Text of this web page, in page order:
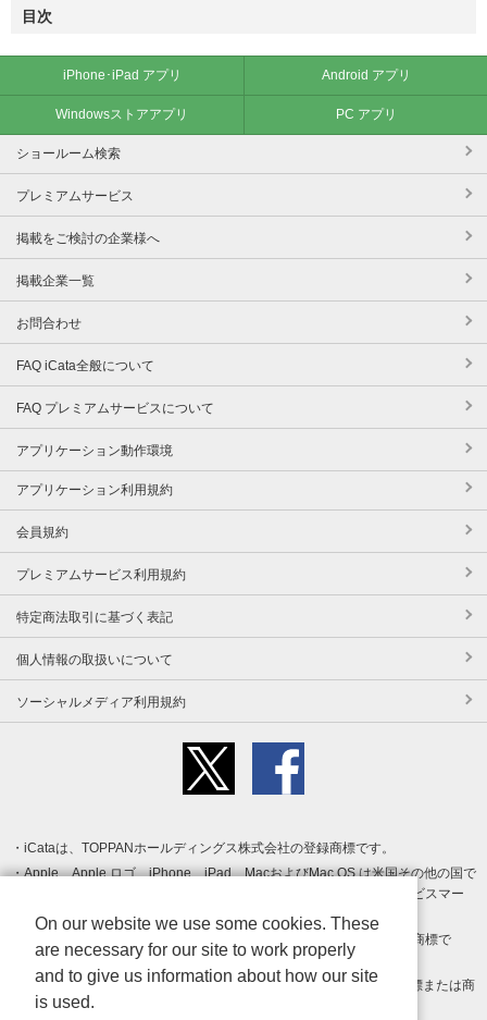
目次
iPhone･iPad アプリ Android アプリ
Windowsストアアプリ PC アプリ
ショールーム検索
プレミアムサービス
掲載をご検討の企業様へ
掲載企業一覧
お問合わせ
FAQ iCata全般について
FAQ プレミアムサービスについて
アプリケーション動作環境
アプリケーション利用規約
会員規約
プレミアムサービス利用規約
特定商法取引に基づく表記
個人情報の取扱いについて
ソーシャルメディア利用規約
iCataは、TOPPANホールディングス株式会社の登録商標です。
Apple、Apple ロゴ、iPhone、iPad、MacおよびMac OS は米国その他の国で
登録された Apple Inc. の商標です。App Store は Apple Inc. のサービスマー
クです。
Android、Google Play および Google Play ロゴ は Google LLC の商標で
す。
Windows は Microsoft Inc.の米国およびその他の国における登録商標または商
標です。
On our website we use some cookies. These
are necessary for our site to work properly
and to give us information about how our site
is used.